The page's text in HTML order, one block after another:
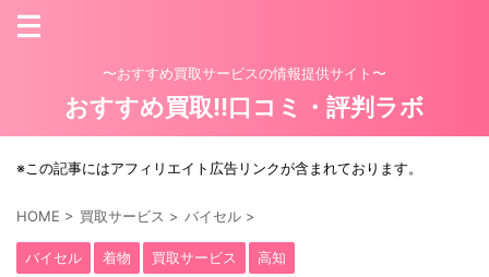
〜おすすめ買取サービスの情報提供サイト〜
おすすめ買取!!口コミ・評判ラボ
※この記事にはアフィリエイト広告リンクが含まれております。
HOME > 買取サービス > バイセル >
バイセル 着物 買取サービス 高知